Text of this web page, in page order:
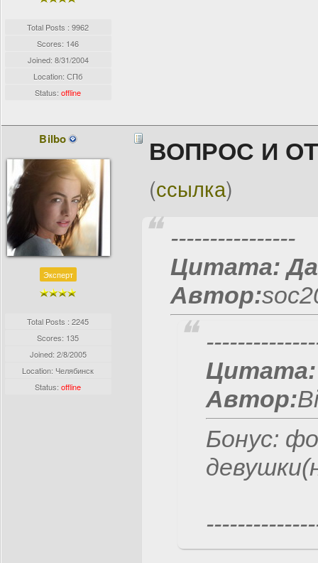
Total Posts : 9962
Scores: 146
Joined: 8/31/2004
Location: СПб
Status:offline
Bilbo
Эксперт
Total Posts : 2245
Scores: 135
Joined: 2/8/2005
Location: Челябинск
Status:offline
ВОПРОС И
(ссылка)
----------------
Цитата:
Автор:
Цитата:
Автор:
Бонус: